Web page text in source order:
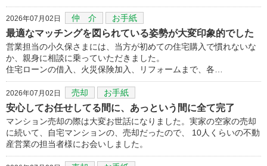
2026年07月02日 仲 介 お手紙
最適なマッチングを図られている姿勢が大変印象的でした
営業担当の小久保さまには、当方が初めての住宅購入で慣れないな
か、親身に相談に乗っていただきました。
住宅ローンの借入、火災保険加入、リフォームまで、各…
2026年07月02日 売却 お手紙
安心してお任せしてる間に、あっという間に全て完了
マンション売却の際は大変お世話になりました。実家の空家の売却
に続いて、自宅マンションの、売却だったので、 10人くらいの不動
産営業の担当者様にお会いしました。